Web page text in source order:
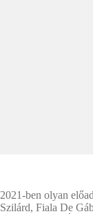
2021-ben olyan
Szilárd, Fiala De